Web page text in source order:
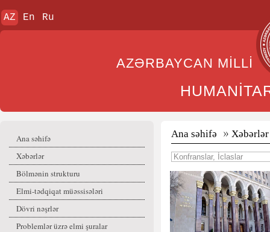
AZ En Ru
AZƏRBAYCAN
Ana səhifə
Xəbərlər
Bölmənin strukturu
Elmi-tədqiqat müəssisələri
Dövri nəşrlər
Problemlər üzrə elmi şuralar
Ana səhifə Xəbərlər